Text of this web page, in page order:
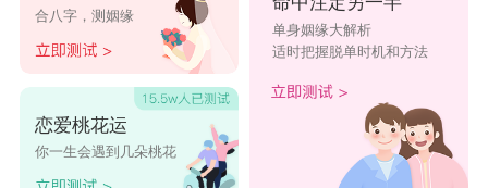
3 你怎么这么没出息!
4 最近又有男生给我表白了!
5 亲爱的，我可以穿低胸裙子出门吗?
射手男：
1 你晚上几点回来?
合八字，测姻缘
恋爱桃花运
你一生会遇到几朵桃花
单身姻缘大解析
适时把握脱单时机和方法